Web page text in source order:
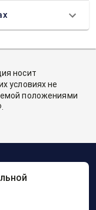
носит
условиях не
положениями